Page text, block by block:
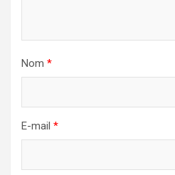
Nom *
E-mail *